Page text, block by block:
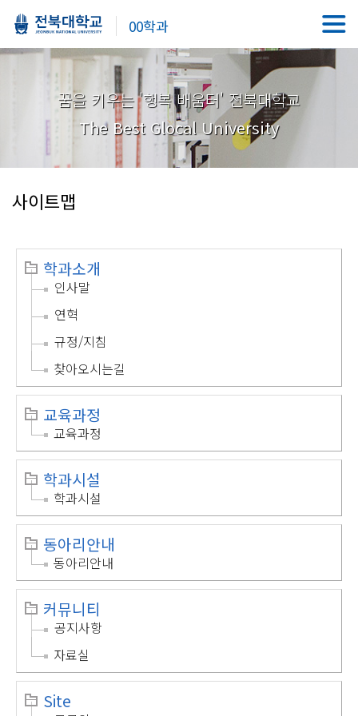
00학과
꿈을 키우는 '행복 배움터' 전북대학교
The Best Glocal University
사이트맵
학과소개
인사말
연혁
규정/지침
찾아오시는길
교육과정
교육과정
학과시설
학과시설
동아리안내
동아리안내
커뮤니티
공지사항
자료실
Site